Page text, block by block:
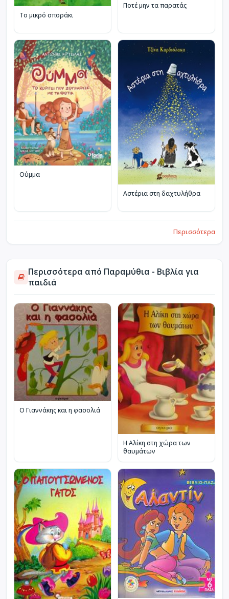
Το μικρό σποράκι
Ποτέ μην τα παρατάς
Ούμμα
Αστέρια στη δαχτυλήθρα
Περισσότερα
Περισσότερα από Παραμύθια - Βιβλία για
παιδιά
Ο Γιαννάκης και η φασολιά
Η Αλίκη στη χώρα των
θαυμάτων